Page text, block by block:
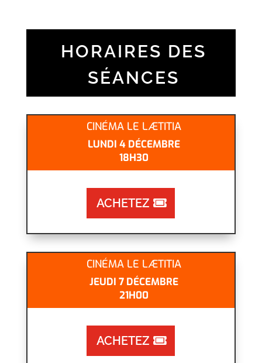
HORAIRES DES
SÉANCES
CINÉMA LE LÆTITIA
LUNDI 4 DÉCEMBRE
18H30
ACHETEZ
CINÉMA LE LÆTITIA
JEUDI 7 DÉCEMBRE
21H00
ACHETEZ